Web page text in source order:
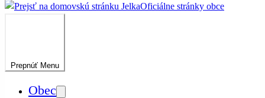
JelkaOficiálne stránky obce
Prepnúť Menu
Obec